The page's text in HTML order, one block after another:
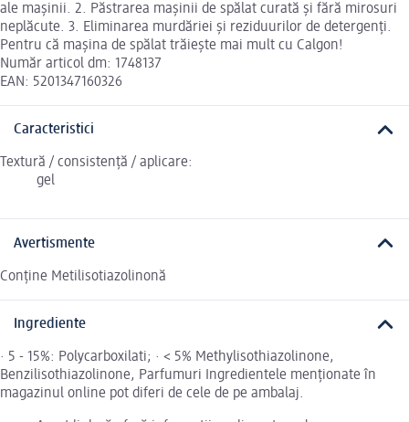
ale mașinii. 2. Păstrarea mașinii de spălat curată și fără mirosuri
neplăcute. 3. Eliminarea murdăriei și reziduurilor de detergenți.
Pentru că mașina de spălat trăiește mai mult cu Calgon!
Număr articol dm: 1748137
EAN: 5201347160326
Caracteristici
Textură / consistență / aplicare:
gel
Avertismente
Conține Metilisotiazolinonă
Ingrediente
· 5 - 15%: Polycarboxilati; · < 5% Methylisothiazolinone,
Benzilisothiazolinone, Parfumuri Ingredientele menționate în
magazinul online pot diferi de cele de pe ambalaj.